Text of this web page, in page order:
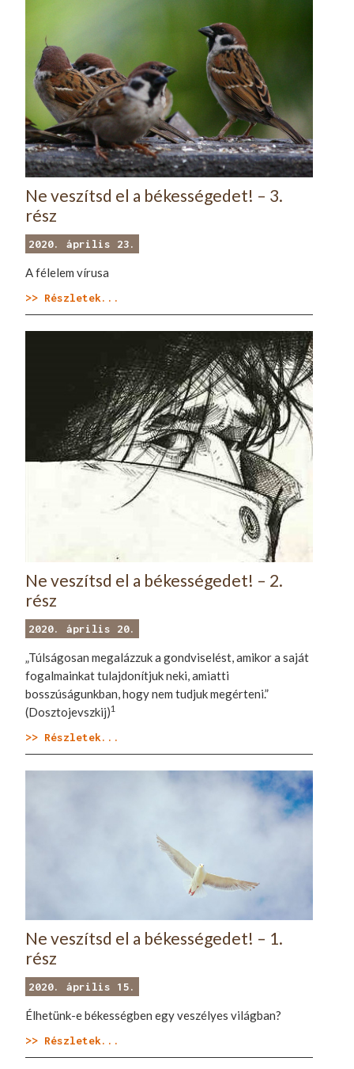
Ne veszítsd el a békességedet! – 3.
rész
2020. április 23.
A félelem vírusa
>> Részletek...
Ne veszítsd el a békességedet! – 2.
rész
2020. április 20.
„Túlságosan megalázzuk a gondviselést, amikor a saját
fogalmainkat tulajdonítjuk neki, amiatti
bosszúságunkban, hogy nem tudjuk megérteni.”
(Dosztojevszkij)1
>> Részletek...
Ne veszítsd el a békességedet! – 1.
rész
2020. április 15.
Élhetünk-e békességben egy veszélyes világban?
>> Részletek...